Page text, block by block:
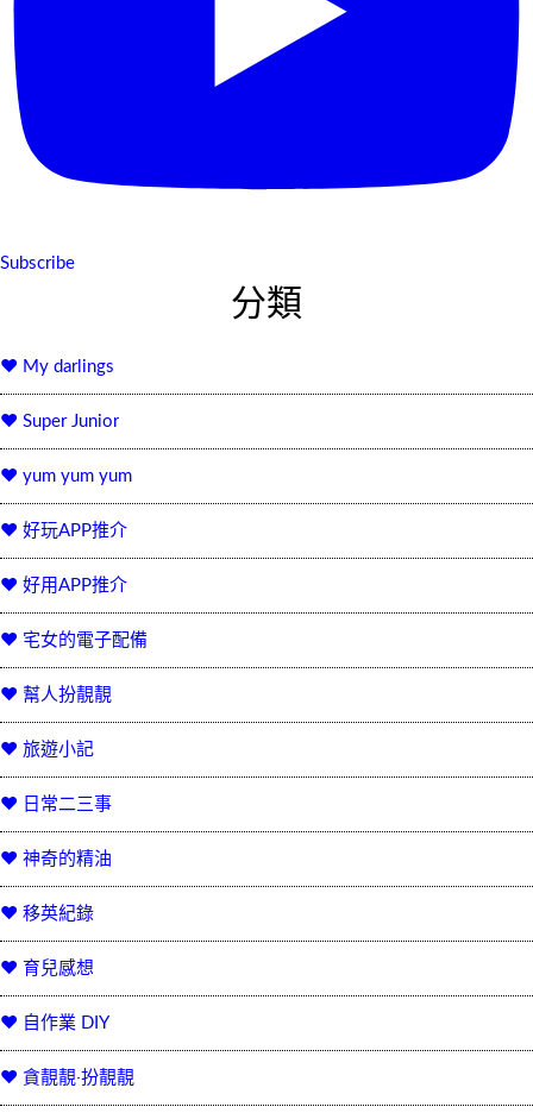
Subscribe
分類
♥ My darlings
♥ Super Junior
♥ yum yum yum
♥ 好玩APP推介
♥ 好用APP推介
♥ 宅女的電子配備
♥ 幫人扮靚靚
♥ 旅遊小記
♥ 日常二三事
♥ 神奇的精油
♥ 移英紀錄
♥ 育兒感想
♥ 自作業 DIY
♥ 貪靚靚‧扮靚靚